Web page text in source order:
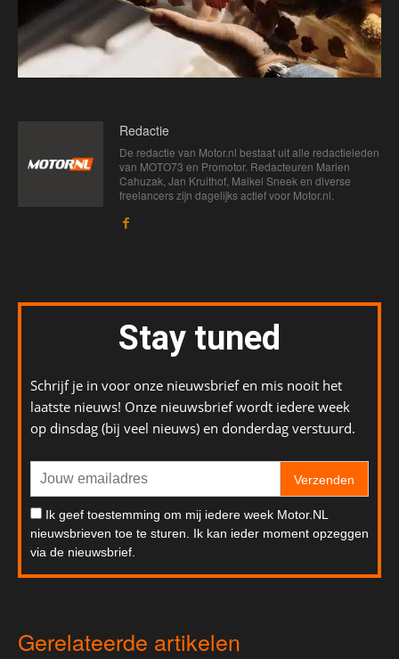
Redactie
De redactie van Motor.nl bestaat uit alle redactieleden
van MOTO73 en Promotor. Redacteuren Marien
Cahuzak, Jan Kruithof, Maikel Sneek en diverse
freelancers zijn dagelijks actief voor Motor.nl.
Stay tuned
Schrijf je in voor onze nieuwsbrief en mis nooit het
laatste nieuws! Onze nieuwsbrief wordt iedere week
op dinsdag (bij veel nieuws) en donderdag verstuurd.
Verzenden
Ik geef toestemming om mij iedere week Motor.NL
nieuwsbrieven toe te sturen. Ik kan ieder moment opzeggen
via de nieuwsbrief.
Gerelateerde artikelen